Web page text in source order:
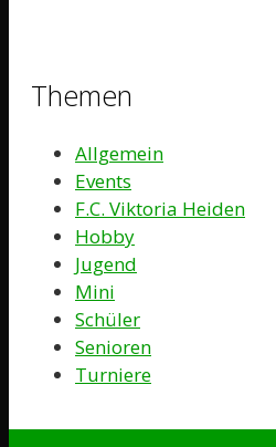
Themen
Allgemein
Events
F.C. Viktoria Heiden
Hobby
Jugend
Mini
Schüler
Senioren
Turniere